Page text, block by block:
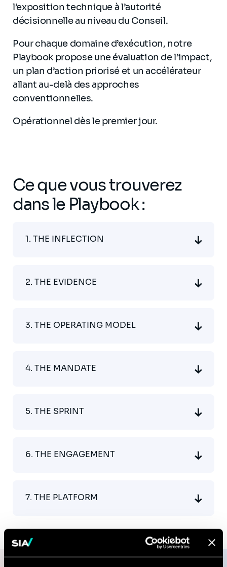
l’exposition technique à l’autorité
décisionnelle au niveau du Conseil.
Pour chaque domaine d’exécution, notre
Playbook propose une évaluation de l’impact,
un plan d’action priorisé et un accélérateur
allant au-delà des approches
conventionnelles.
Opérationnel dès le premier jour.
Ce que vous trouverez
dans le Playbook :
1. THE INFLECTION
2. THE EVIDENCE
3. THE OPERATING MODEL
4. THE MANDATE
5. THE SPRINT
6. THE ENGAGEMENT
7. THE PLATFORM